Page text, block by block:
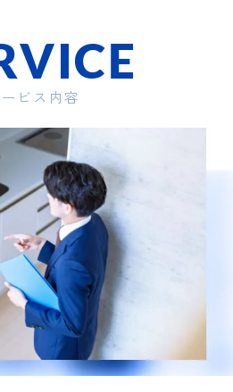
ビス内容